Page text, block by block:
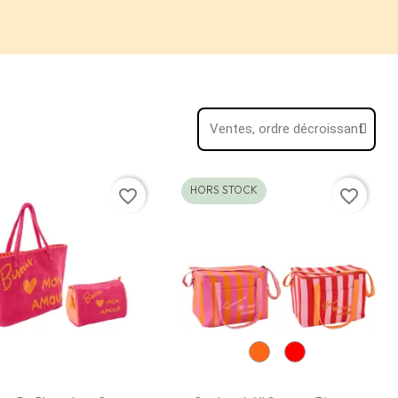
favorite_border HORS STOCK favorite_border